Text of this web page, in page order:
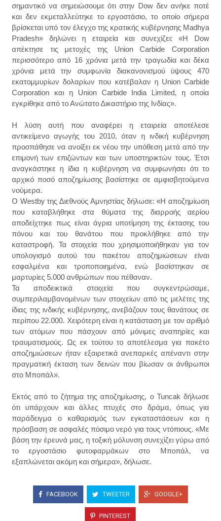
σημαντικό να σημειώσουμε ότι στην Dow δεν ανήκε ποτέ
και δεν εκμεταλλεύτηκε το εργοστάσιο, το οποίο σήμερα
βρίσκεται υπό τον έλεγχο της κρατικής κυβέρνησης Madhya
Pradesh» δηλώνει η εταιρεία και συνεχίζει: «Η Dow
απέκτησε τις μετοχές της Union Carbide Corporation
περισσότερο από 16 χρόνια μετά την τραγωδία και δέκα
χρόνια μετά την συμφωνία διακανονισμού ύψους 470
εκατομμυρίων δολαρίων που κατέβαλαν η Union Carbide
Corporation και η Union Carbide India Limited, η οποία
εγκρίθηκε από το Ανώτατο Δικαστήριο της Ινδίας».
Η λύση αυτή που αναφέρει η εταιρεία αποτέλεσε
αντικείμενο αγωγής του 2010, όταν η ινδική κυβέρνηση
προσπάθησε να ανοίξει εκ νέου την υπόθεση μετά από την
επιμονή των επιζώντων και των υποστηρικτών τους. Έτσι
αναγκάστηκε η ίδια η κυβέρνηση να συμφωνήσει ότι το
αρχικό ποσό αποζημίωσης βασίστηκε σε αμφισβητούμενα
νούμερα.
Ο Westby της Διεθνούς Αμνηστίας δήλωσε: «Η αποζημίωση
που καταβλήθηκε στα θύματα της διαρροής αερίου
αποδείχτηκε πως είναι άγρια ​​υποτίμηση της έκτασης του
πόνου και του θανάτου που προκλήθηκε από την
καταστροφή. Τα στοιχεία που χρησιμοποιήθηκαν για τον
υπολογισμό αυτού του πακέτου αποζημιώσεων είναι
εσφαλμένα και τροποποιημένα, ενώ βασίστηκαν σε
μαρτυρίες 5.000 ανθρώπων που πέθαναν.
Τα αποδεικτικά στοιχεία που συγκεντρώσαμε,
συμπεριλαμβανομένων των στοιχείων από τις μελέτες της
ίδιας της ινδικής κυβέρνησης, ανεβάζουν τους θανάτους σε
περίπου 22.000. Χειρότερη είναι η κατάσταση με τον αριθμό
των ατόμων που πάσχουν από μόνιμες αναπηρίες και
τραυματισμούς. Ως εκ τούτου το αποτέλεσμα για πακέτο
αποζημιώσεων ήταν εξαιρετικά ανεπαρκές απέναντι στην
πραγματική έκταση των δεινών που βίωσαν οι άνθρωποι
στο Μποπάλ».
Εκτός από το ζήτημα της αποζημίωσης, ο Tuncak δήλωσε
ότι υπάρχουν και άλλες πτυχές στο δράμα, όπως για
παράδειγμα ο καθαρισμός των εγκαταστάσεων και η
πρόσβαση σε ασφαλές πόσιμο νερό για τους ντόπιους. «Με
βάση την έρευνά μας, η τοξική μόλυνση συνεχίζει γύρω από
το εργοστάσιο φυτοφαρμάκων στο Μποπάλ, να
εξαπλώνεται ακόμη και σήμερα», δήλωσε.
FACEBOOK TWEETER GOOGLE+
PINTEREST